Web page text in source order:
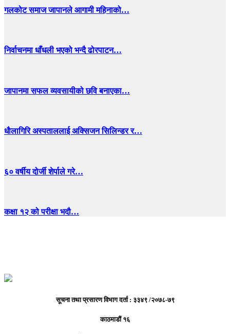
गलकोट समाज जापानले आगामी महिनाको…
निर्वाचनमा धाँधली भएको भन्दै ढोरपाटन…
जापानमा सफल व्यवसायीको छवि बनाएका…
धाैलागिरि अस्पताललाई अक्सिजन सिलिन्डर र…
६० वर्षीय दोर्जी शेर्पाले गरे…
कक्षा १२ को परीक्षा भदौ…
सूचना तथा प्रसारण विभाग दर्ता : ३३४९ /२०७८-७९
काठमाडौं १६